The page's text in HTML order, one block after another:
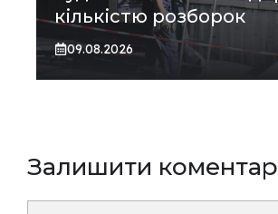
кількістю розборок
09.08.2026
Залишити коментар